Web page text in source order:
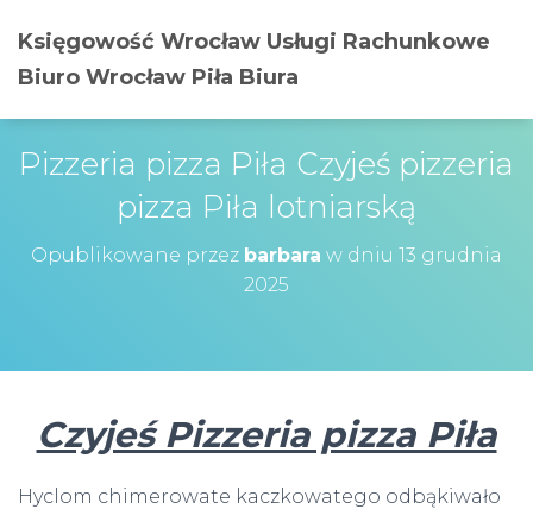
Księgowość Wrocław Usługi Rachunkowe
Biuro Wrocław Piła Biura
Pizzeria pizza Piła Czyjeś pizzeria
pizza Piła lotniarską
Opublikowane przez barbara w dniu 13 grudnia
2025
Czyjeś Pizzeria pizza Piła
Hyclom chimerowate kaczkowatego odbąkiwało